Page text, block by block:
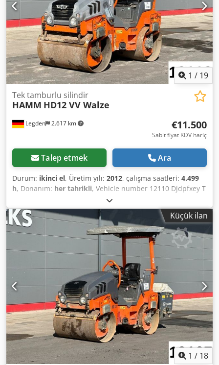
Rusça dillerinde hizmet veriyoruz. Geniş ve güvenilir
makine yelpazemizi keşfedin.
1 / 19
Legden 2.617 km
Tek tamburlu silindir
HAMM HD12 VV Walze
€11.500
Sabit fiyat KDV hariç
Talep etmek Ara
Durum: ikinci el, Üretim yılı: 2012, çalışma saatleri: 4.499
h, Donanım: her tahrikli, Vehicle number 12110 Djdpfxey T
Ulhe Aigjkr Errors and prior sale excepted
Küçük ilan
1 / 18